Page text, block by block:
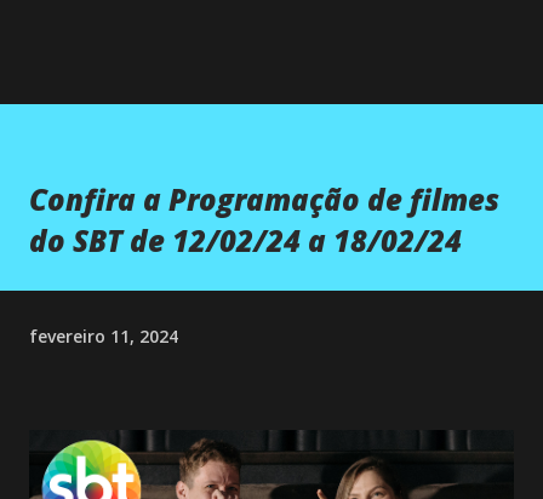
Confira a Programação de filmes
do SBT de 12/02/24 a 18/02/24
fevereiro 11, 2024